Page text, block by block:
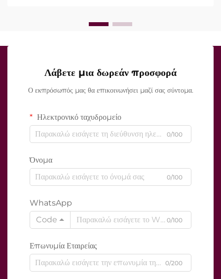
Λάβετε μια δωρεάν προσφορά
Ο εκπρόσωπός μας θα επικοινωνήσει μαζί σας σύντομα.
Ηλεκτρονικό ταχυδρομείο
0/100
Όνομα
0/100
WhatsApp
Code
0/100
Επωνυμία Εταιρείας
0/200